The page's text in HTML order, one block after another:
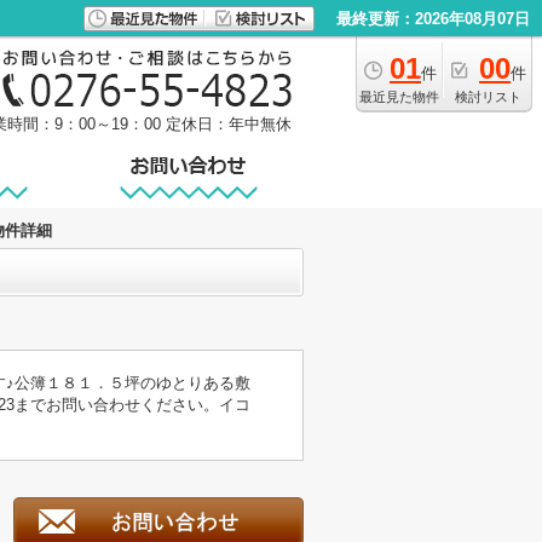
最終更新：2026年08月07日
01件
最近見た物件
00件
検討リスト
時間：9：00～19：00 定休日：年中無休
件詳細
公簿１８１．５坪のゆとりある敷
でお問い合わせください。イコ